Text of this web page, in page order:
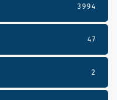
3994
47
2